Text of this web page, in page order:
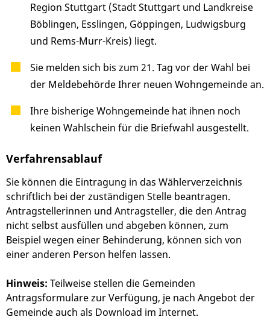
Region Stuttgart (Stadt Stuttgart und Landkreise
Böblingen, Esslingen, Göppingen, Ludwigsburg
und Rems-Murr-Kreis) liegt.
Sie melden sich bis zum 21. Tag vor der Wahl bei
der Meldebehörde Ihrer neuen Wohngemeinde an.
Ihre bisherige Wohngemeinde hat ihnen noch
keinen Wahlschein für die Briefwahl ausgestellt.
Verfahrensablauf
Sie können die Eintragung in das Wählerverzeichnis
schriftlich bei der zuständigen Stelle beantragen.
Antragstellerinnen und Antragsteller, die den Antrag
nicht selbst ausfüllen und abgeben können, zum
Beispiel wegen einer Behinderung, können sich von
einer anderen Person helfen lassen.
Hinweis: Teilweise stellen die Gemeinden
Antragsformulare zur Verfügung, je nach Angebot der
Gemeinde auch als Download im Internet.